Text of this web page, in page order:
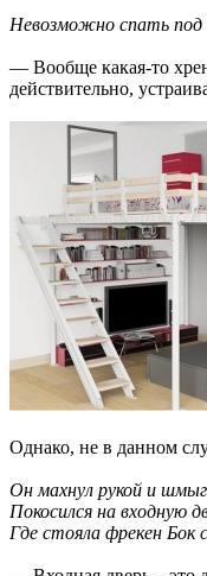
Невозможно спать под
— Вообще какая-то
действительно,
Однако, не в данном
Он махнул рукой и
Покосился на входную
Где стояла фрекен Бок